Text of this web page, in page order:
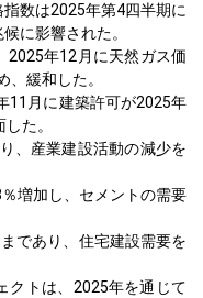
数は2025年第4四半期に
に影響された。
2025年12月に天然ガス価
緩和した。
11月に建築許可が2025年
た。
、産業建設活動の減少を
増加し、セメントの需要
であり、住宅建設需要を
クトは、2025年を通じて